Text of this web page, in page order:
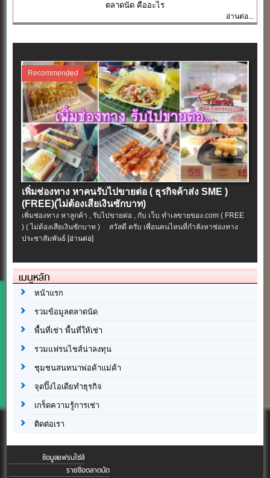
ตลาดนัด คืออะไร
อ่านต่อ...
Recommended
เพิ่มช่องทาง หาคนรับไปขายต่อ ( ธุรกิจค้าส่ง SME )
(FREE)(ไม่ต้องเสียเงินซักบาท)
เพิ่มช่องทาง หาลูกค้า , รับไปขายต่อ , กับ เว็บ ทำเลขายของ.com ( FREE
) ( ไม่ต้องเสียเงินซักบาท ) สวัสดี ครับ เพื่อนคนไหนที่กำลังหาช่องทาง
ประชาสัมพันธ์ [อ่านต่อ]
เมนูหลัก
หน้าแรก
รวมข้อมูลตลาดนัด
พื้นที่เช่า พื้นที่ให้เช่า
รวมแฟรนไชส์น่าลงทุน
ชุมชนสนทนาพ่อค้าแม่ค้า
จุดปิ๊งไอเดียทำธุรกิจ
เกร็ดความรู้การเช่า
ติดต่อเรา
ข้อมูลแฟรนไชส์
รายชื่อตลาดนัด